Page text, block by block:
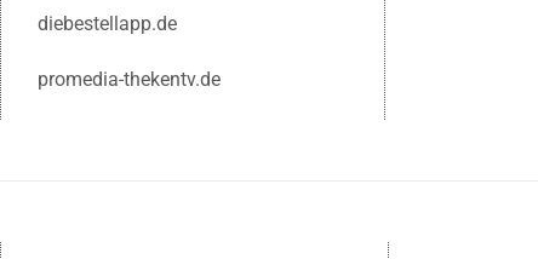
diebestellapp.de
promedia-thekentv.de